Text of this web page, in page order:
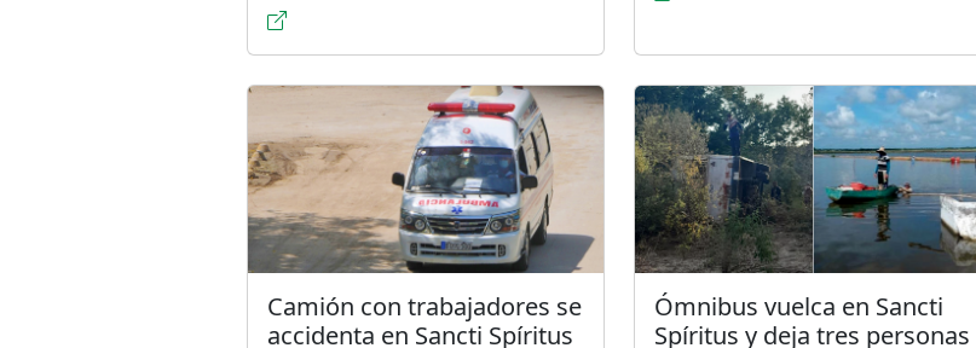
Camión con trabajadores se
accidenta en Sancti Spíritus
Ómnibus vuelca en Sancti
Spíritus y deja tres personas